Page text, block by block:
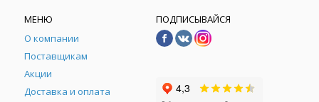
МЕНЮ
О компании
Поставщикам
Акции
Доставка и оплата
ПОДПИСЫВАЙСЯ